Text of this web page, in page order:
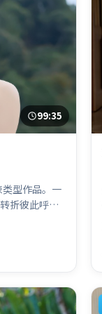
99:35
型作品。一
折彼此呼
同时完成。
张家辉，汤
）在部分地